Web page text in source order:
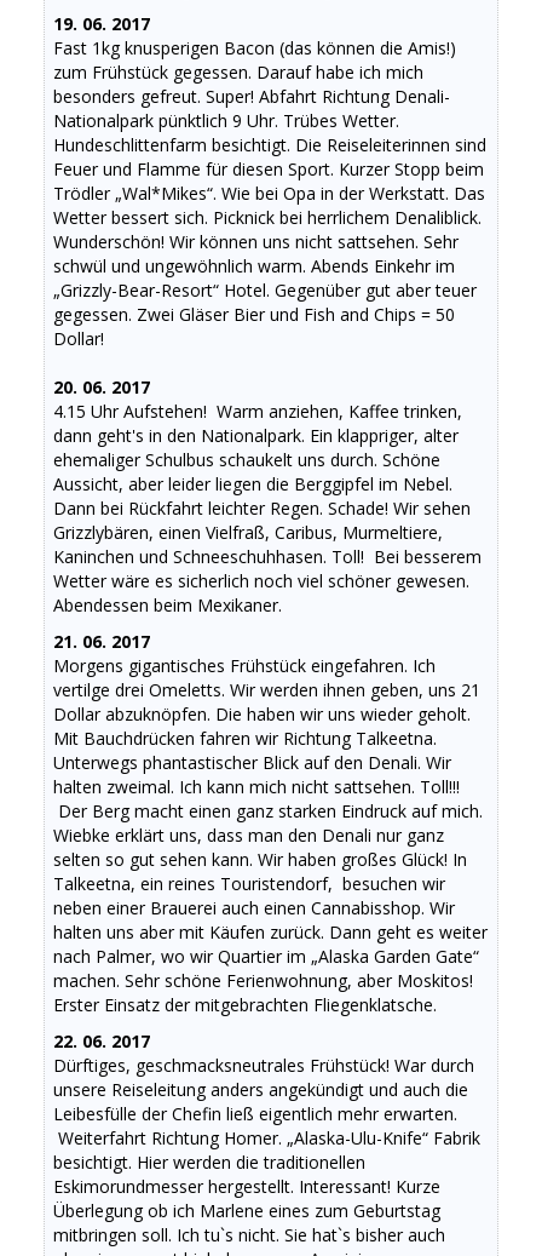
19. 06. 2017
Fast 1kg knusperigen Bacon (das können die Amis!)
zum Frühstück gegessen. Darauf habe ich mich
besonders gefreut. Super! Abfahrt Richtung Denali-
Nationalpark pünktlich 9 Uhr. Trübes Wetter.
Hundeschlittenfarm besichtigt. Die Reiseleiterinnen sind
Feuer und Flamme für diesen Sport. Kurzer Stopp beim
Trödler „Wal*Mikes“. Wie bei Opa in der Werkstatt. Das
Wetter bessert sich. Picknick bei herrlichem Denaliblick.
Wunderschön! Wir können uns nicht sattsehen. Sehr
schwül und ungewöhnlich warm. Abends Einkehr im
„Grizzly-Bear-Resort“ Hotel. Gegenüber gut aber teuer
gegessen. Zwei Gläser Bier und Fish and Chips = 50
Dollar!
20. 06. 2017
4.15 Uhr Aufstehen! Warm anziehen, Kaffee trinken,
dann geht's in den Nationalpark. Ein klappriger, alter
ehemaliger Schulbus schaukelt uns durch. Schöne
Aussicht, aber leider liegen die Berggipfel im Nebel.
Dann bei Rückfahrt leichter Regen. Schade! Wir sehen
Grizzlybären, einen Vielfraß, Caribus, Murmeltiere,
Kaninchen und Schneeschuhhasen. Toll! Bei besserem
Wetter wäre es sicherlich noch viel schöner gewesen.
Abendessen beim Mexikaner.
21. 06. 2017
Morgens gigantisches Frühstück eingefahren. Ich
vertilge drei Omeletts. Wir werden ihnen geben, uns 21
Dollar abzuknöpfen. Die haben wir uns wieder geholt.
Mit Bauchdrücken fahren wir Richtung Talkeetna.
Unterwegs phantastischer Blick auf den Denali. Wir
halten zweimal. Ich kann mich nicht sattsehen. Toll!!!
Der Berg macht einen ganz starken Eindruck auf mich.
Wiebke erklärt uns, dass man den Denali nur ganz
selten so gut sehen kann. Wir haben großes Glück! In
Talkeetna, ein reines Touristendorf, besuchen wir
neben einer Brauerei auch einen Cannabisshop. Wir
halten uns aber mit Käufen zurück. Dann geht es weiter
nach Palmer, wo wir Quartier im „Alaska Garden Gate“
machen. Sehr schöne Ferienwohnung, aber Moskitos!
Erster Einsatz der mitgebrachten Fliegenklatsche.
22. 06. 2017
Dürftiges, geschmacksneutrales Frühstück! War durch
unsere Reiseleitung anders angekündigt und auch die
Leibesfülle der Chefin ließ eigentlich mehr erwarten.
Weiterfahrt Richtung Homer. „Alaska-Ulu-Knife“ Fabrik
besichtigt. Hier werden die traditionellen
Eskimorundmesser hergestellt. Interessant! Kurze
Überlegung ob ich Marlene eines zum Geburtstag
mitbringen soll. Ich tu`s nicht. Sie hat`s bisher auch